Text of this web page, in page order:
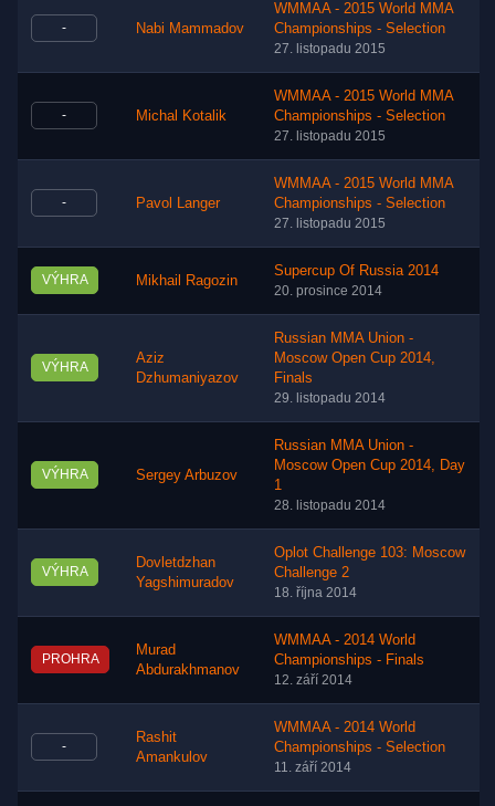
- Nabi Mammadov
WMMAA - 2015 World MMA
Championships - Selection
27. listopadu 2015
- Michal Kotalik
WMMAA - 2015 World MMA
Championships - Selection
27. listopadu 2015
- Pavol Langer
WMMAA - 2015 World MMA
Championships - Selection
27. listopadu 2015
VÝHRA Mikhail Ragozin
Supercup Of Russia 2014
20. prosince 2014
VÝHRA
Aziz
Dzhumaniyazov
Russian MMA Union -
Moscow Open Cup 2014,
Finals
29. listopadu 2014
VÝHRA Sergey Arbuzov
Russian MMA Union -
Moscow Open Cup 2014, Day
1
28. listopadu 2014
VÝHRA
Dovletdzhan
Yagshimuradov
Oplot Challenge 103: Moscow
Challenge 2
18. října 2014
PROHRA
Murad
Abdurakhmanov
WMMAA - 2014 World
Championships - Finals
12. září 2014
-
Rashit
Amankulov
WMMAA - 2014 World
Championships - Selection
11. září 2014